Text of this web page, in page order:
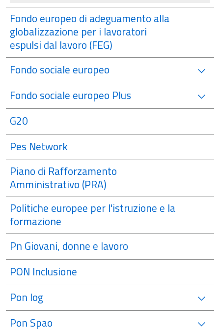
Fondo europeo di adeguamento alla
globalizzazione per i lavoratori
espulsi dal lavoro (FEG)
Fondo sociale europeo
Fondo sociale europeo Plus
G20
Pes Network
Piano di Rafforzamento
Amministrativo (PRA)
Politiche europee per l'istruzione e la
formazione
Pn Giovani, donne e lavoro
PON Inclusione
Pon Iog
Pon Spao